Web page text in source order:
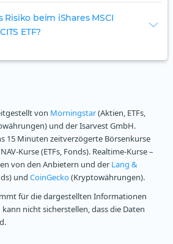
Risiko beim iShares MSCI
ETF?
von Morningstar(Aktien, ETFs,
und der Isarvest GmbH.
15 Minuten zeitverzögerte Börsenkurse
Kurse (ETFs, Fonds). Realtime-Kurse –
von den Anbietern und der Lang &
und CoinGecko(Kryptowährungen).
für die dargestellten Informationen
nicht sicherstellen, dass die Daten